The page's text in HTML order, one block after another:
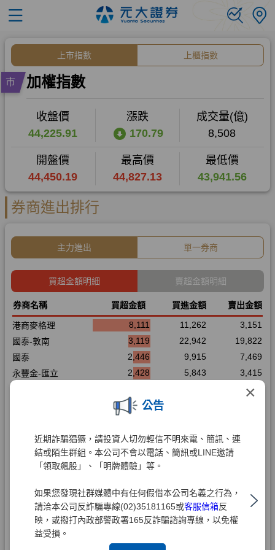
×
公告
近期詐騙猖獗，請投資人切勿輕信不明來電、簡訊、連
結或陌生群組。本公司不會以電話、簡訊或LINE邀請
「領取飆股」、「明牌體驗」等。
如果您發現社群媒體中有任何假借本公司名義之行為，
請洽本公司反詐騙專線(02)35181165或客服信箱反
映，或撥打內政部警政署165反詐騙諮詢專線，以免權
益受損。